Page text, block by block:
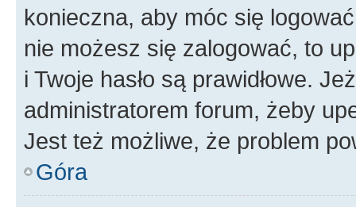
konieczna, aby móc się
nie możesz się zalogować, to
i Twoje hasło są prawidłowe.
administratorem forum, żeby
Jest też możliwe, że problem
Góra